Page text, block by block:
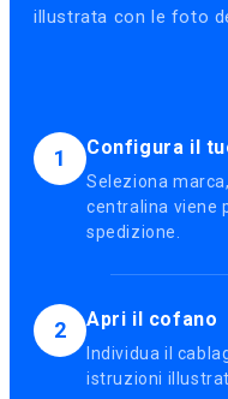
illustrata con le foto
1 Configura il
Seleziona
centralina viene
spedizione.
2 Apri il cofano
Individua il
istruzioni